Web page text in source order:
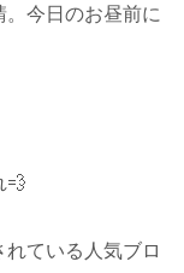
今日のお昼前に
💨
ている人気ブロ